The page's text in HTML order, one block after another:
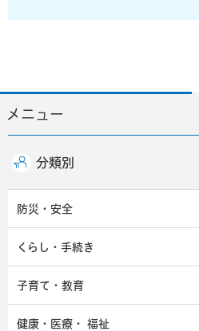
メニュー
分類別
防災・安全
くらし・手続き
子育て・教育
健康・医療・ 福祉